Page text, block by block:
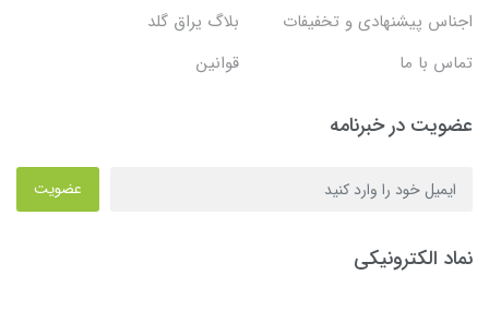
اجناس پیشنهادی و تخفیفات
بلاگ یراق گلد
تماس با ما
قوانین
عضویت در خبرنامه
عضویت
نماد الکترونیکی